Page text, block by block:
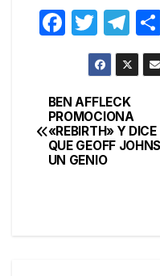
F
e
b
o
T
w
itt
er
T
el
e
gr
a
m
de
BEN AFFLECK
PROMOCIONA
«REBIRTH» Y DICE
QUE GEOFF
UN GENIO